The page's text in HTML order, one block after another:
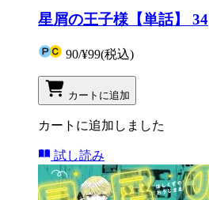
星屑の王子様【単話】 34
90/¥99(税込)
カートに追加
カートに追加しました
試し読み